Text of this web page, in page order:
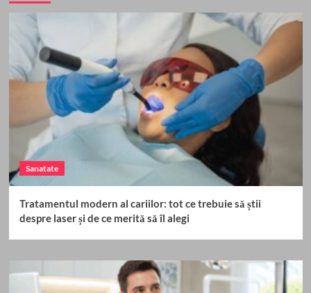
Sanatate
Tratamentul modern al cariilor: tot ce trebuie să știi
despre laser și de ce merită să îl alegi